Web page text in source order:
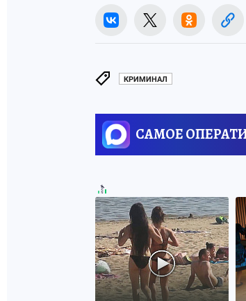
КРИМИНАЛ
САМОЕ